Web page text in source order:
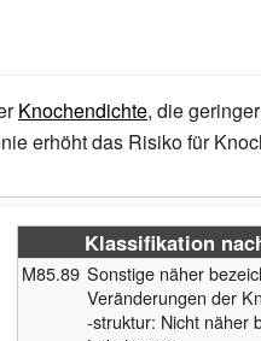
Knochendichte, die
erhöht das Risiko für
Klassifikation
M85.89 Sonstige näher
Veränderungen der
-struktur: Nicht näher